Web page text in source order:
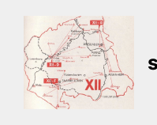
contenu